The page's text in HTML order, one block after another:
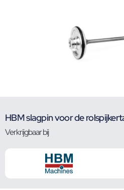
HBM slagpin voor de
Verkrijgbaar bij